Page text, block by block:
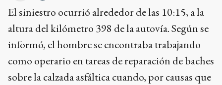
El siniestro ocurrió alrededor de las 10:15, a la
altura del kilómetro 398 de la autovía. Según se
informó, el hombre se encontraba trabajando
como operario en tareas de reparación de baches
sobre la calzada asfáltica cuando, por causas que